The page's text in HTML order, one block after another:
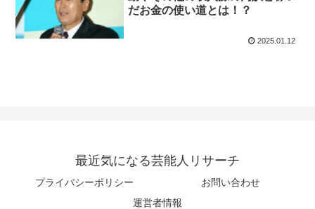
だお金の使い道とは！？
2025.01.12
最近気になる芸能人リサーチ
プライバシーポリシー
お問い合わせ
運営者情報